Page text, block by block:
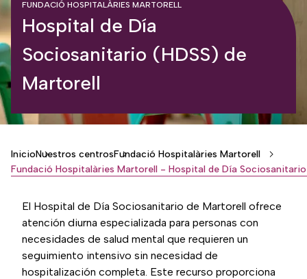
FUNDACIÓ HOSPITALÀRIES MARTORELL
Hospital de Día
Sociosanitario (HDSS) de
Martorell
Breadcrumb
InicioNuestros centrosFundació Hospitalàries Martorell
El Hospital de Día Sociosanitario de Martorell ofrece
atención diurna especializada para personas con
necesidades de salud mental que requieren un
seguimiento intensivo sin necesidad de
hospitalización completa. Este recurso proporciona